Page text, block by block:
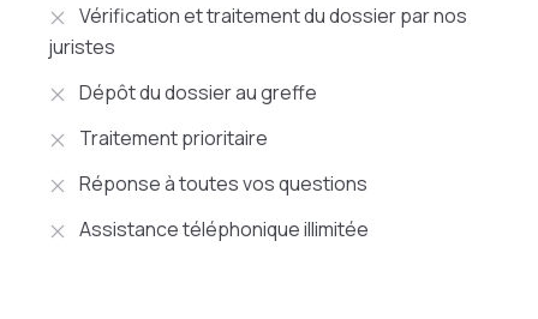
Vérification et traitement du dossier par nos
juristes
Dépôt du dossier au greffe
Traitement prioritaire
Réponse à toutes vos questions
Assistance téléphonique illimitée